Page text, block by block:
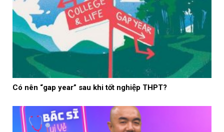
Có nên “gap year” sau khi tốt nghiệp THPT?